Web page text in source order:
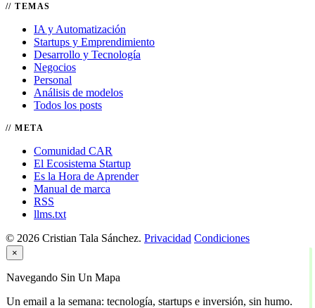
TEMAS
IA y Automatización
Startups y Emprendimiento
Desarrollo y Tecnología
Negocios
Personal
Análisis de modelos
Todos los posts
META
Comunidad CAR
El Ecosistema Startup
Es la Hora de Aprender
Manual de marca
RSS
llms.txt
© 2026 Cristian Tala Sánchez. Privacidad Condiciones
×
Navegando Sin Un Mapa
Un email a la semana: tecnología, startups e inversión, sin humo.